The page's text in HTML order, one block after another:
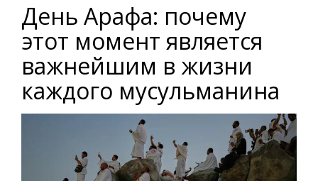
День Арафа: почему
этот момент является
важнейшим в жизни
каждого мусульманина